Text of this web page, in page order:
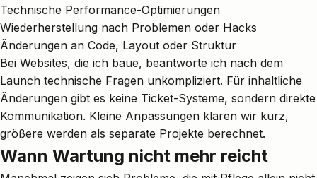
Technische Performance-Optimierungen
Wiederherstellung nach Problemen oder Hacks
Änderungen an Code, Layout oder Struktur
Bei Websites, die ich baue, beantworte ich nach dem
Launch technische Fragen unkompliziert. Für inhaltliche
Änderungen gibt es keine Ticket-Systeme, sondern direkte
Kommunikation. Kleine Anpassungen klären wir kurz,
größere werden als separate Projekte berechnet.
Wann Wartung nicht mehr reicht